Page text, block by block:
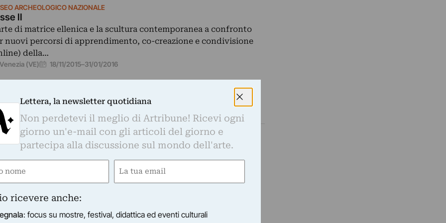
ARCHEOLOGICO NAZIONALE
II
di matrice ellenica e la scultura contemporanea a confronto
nuovi percorsi di apprendimento, co-creazione e condivisione
della…
Venezia (VE) 18/11/2015–31/01/2016
NAZIONALE
ed antica …
“… acqua immutabile ed antica …” al Museo Archeologico
all’interno della sua collezione permanente,…
Lettera, la newsletter quotidiana
Non perdetevi il meglio di Artribune! Ricevi ogni
giorno un'e-mail con gli articoli del giorno e
partecipa alla discussione sul mondo dell'arte.
Email
ricevere anche:
: focus su mostre, festival, didattica ed eventi culturali